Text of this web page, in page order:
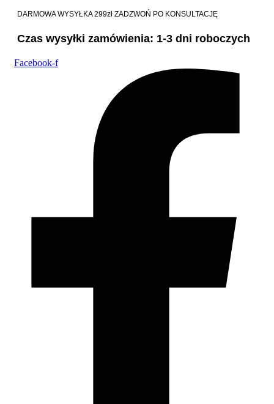
DARMOWA WYSYŁKA 299zł ZADZWOŃ PO KONSULTACJĘ
Czas wysyłki zamówienia: 1-3 dni roboczych
Facebook-f